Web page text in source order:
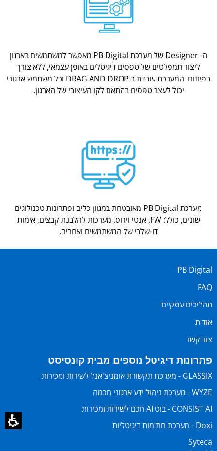
ה- Designer של מערכת PB Digital מאפשר למשתמשים בארגון
ליצור תמפלטים של טפסים דיגיטלים באופן עצמאי, ללא צורך
בפיתוח. המערכת עובדת ב DRAG AND DROP וכל משתמש ארגוני
יכול לעצב טפסים בהתאם לקו העיצובי של הארגון.
מערכת PB Digital מאובטחת במגוון כלים ופתרונות טכנולוגים
שונים, כולל: FW, אנטי וירוס, מערכות להלבנת קבצים, אימות
דו-שלבי של המשתמשים ואחרים.
PB Digital
FAQ
תהליכים עסקיים
אודות
צור קשר
פתרונות דיגיטל נוספים מבית קונסיסט
GLASSIX - מערכת תקשורת אומניצ'אנל לשירות ומכירות
WYZE - מערכת ניהול ידע ארגוני חכמה
CONSIST AI - בוט AI חכם לשירות ומכירות
Doxi - מערכת חתימות דיגיטליות
Syteca